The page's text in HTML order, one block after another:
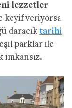
lezzetler
keyif veriyorsa
daracık tarihi
parklar ile
imkansız.